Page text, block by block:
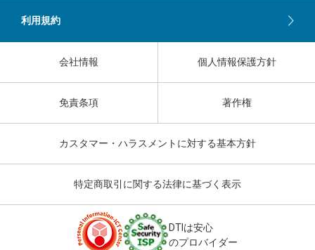
利用規約
会社情報 個人情報保護方針
カスタマー・ハラスメントに対する基本方針
免責条項 著作権
特定商取引に関する法律に基づく表示
DTIは安心
のプロバイダー